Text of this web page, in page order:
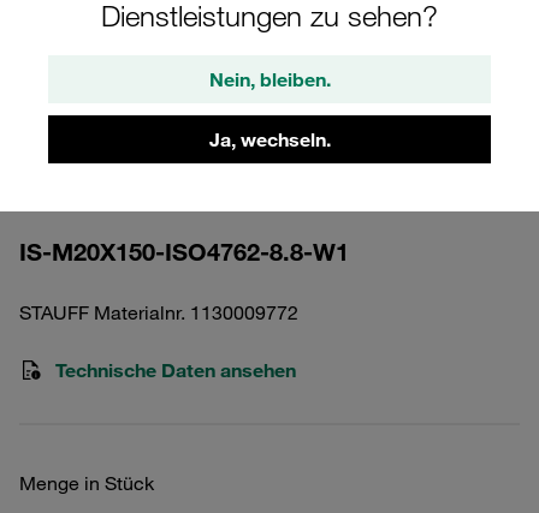
Dienstleistungen zu sehen?
Nein, bleiben.
Ja, wechseln.
Bitte beachten Sie: Das Bild dient nur zur Veranschaulichung und kann vom
tatsächlichen Produkt abweichen.
Innensechskantschraube Schwere
Baureihe Stahl, unbehandelt M20x150
IS-M20X150-ISO4762-8.8-W1
STAUFF Materialnr. 1130009772
Technische Daten ansehen
Menge in Stück